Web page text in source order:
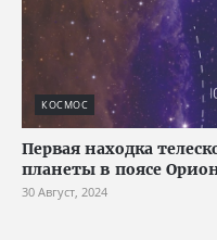
КОСМОС
Первая находка
планеты в поясе
30 Август, 2024